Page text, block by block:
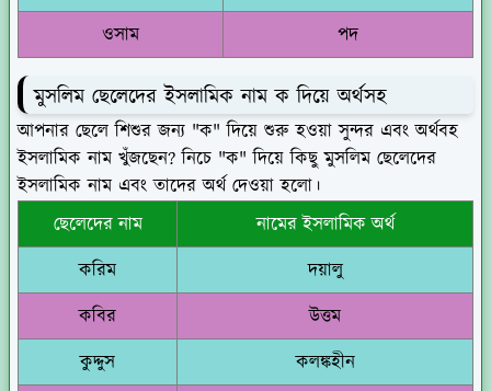
ওসাম পদ
মুসলিম ছেলেদের ইসলামিক নাম ক দিয়ে অর্থসহ
আপনার ছেলে শিশুর জন্য "ক" দিয়ে শুরু হওয়া সুন্দর এবং অর্থবহ
ইসলামিক নাম খুঁজছেন? নিচে "ক" দিয়ে কিছু মুসলিম ছেলেদের
ইসলামিক নাম এবং তাদের অর্থ দেওয়া হলো।
ছেলেদের নাম নামের ইসলামিক অর্থ
করিম দয়ালু
কবির উত্তম
কুদ্দুস কলঙ্কহীন